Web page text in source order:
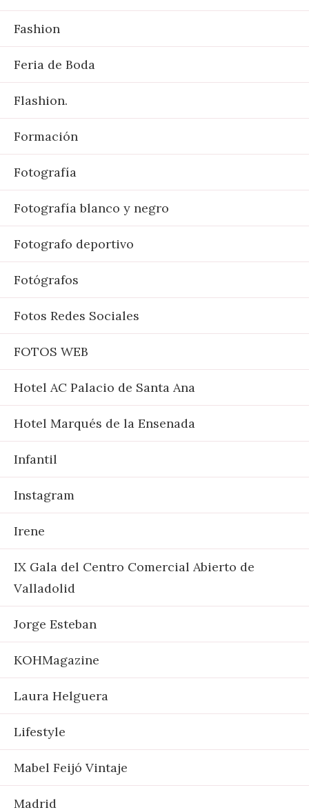
Fashion
Feria de Boda
Flashion.
Formación
Fotografía
Fotografía blanco y negro
Fotografo deportivo
Fotógrafos
Fotos Redes Sociales
FOTOS WEB
Hotel AC Palacio de Santa Ana
Hotel Marqués de la Ensenada
Infantil
Instagram
Irene
IX Gala del Centro Comercial Abierto de
Valladolid
Jorge Esteban
KOHMagazine
Laura Helguera
Lifestyle
Mabel Feijó Vintaje
Madrid